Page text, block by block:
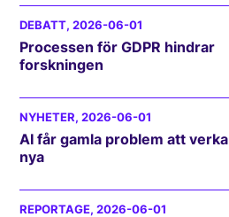
DEBATT, 2026-06-01
Processen för GDPR hindrar
forskningen
NYHETER, 2026-06-01
AI får gamla problem att verka
nya
REPORTAGE, 2026-06-01